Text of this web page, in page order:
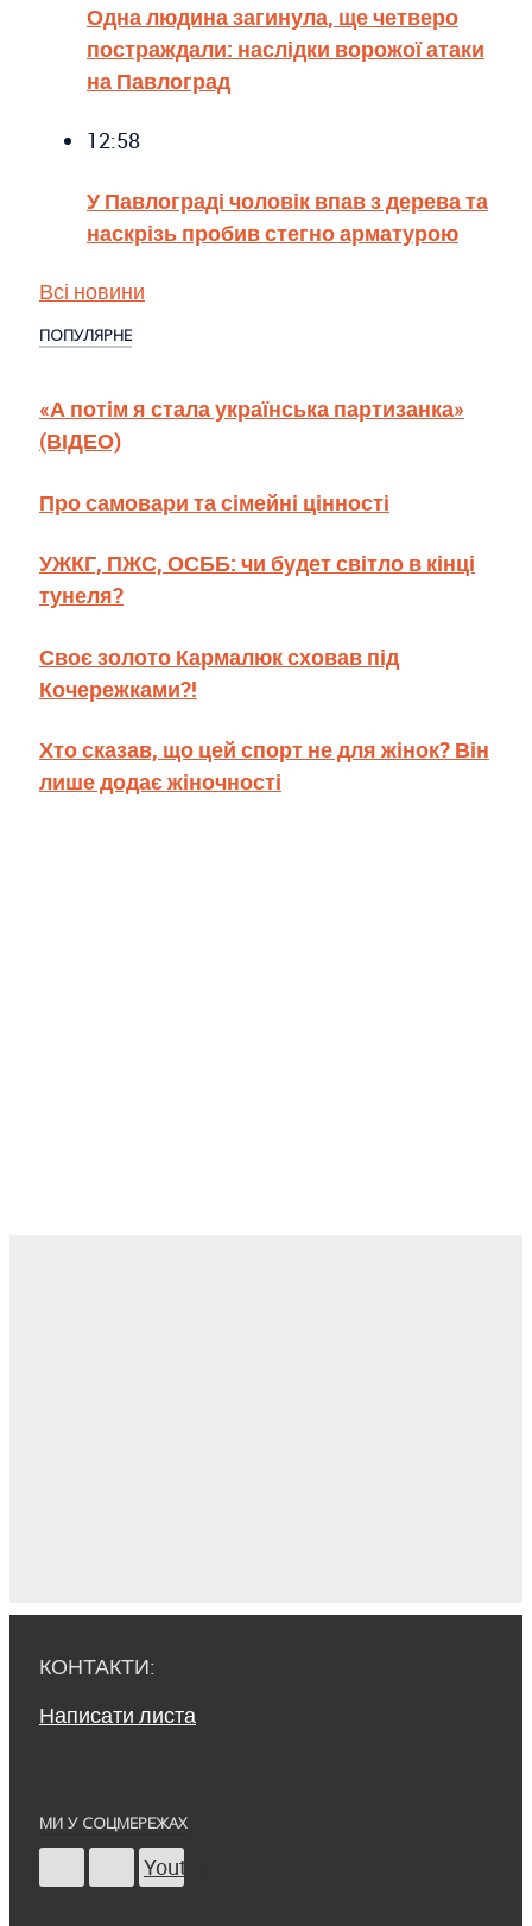
Одна людина загинула, ще четверо
постраждали: наслідки ворожої атаки
на Павлоград
12:58
У Павлограді чоловік впав з дерева та
наскрізь пробив стегно арматурою
Всі новини
ПОПУЛЯРНЕ
«А потім я стала українська партизанка»
(ВІДЕО)
Про самовари та сімейні цінності
УЖКГ, ПЖС, ОСББ: чи будет світло в кінці
тунеля?
Своє золото Кармалюк сховав під
Кочережками?!
Хто сказав, що цей спорт не для жінок? Він
лише додає жіночності
КОНТАКТИ:
Написати листа
МИ У СОЦМЕРЕЖАХ
Youtube